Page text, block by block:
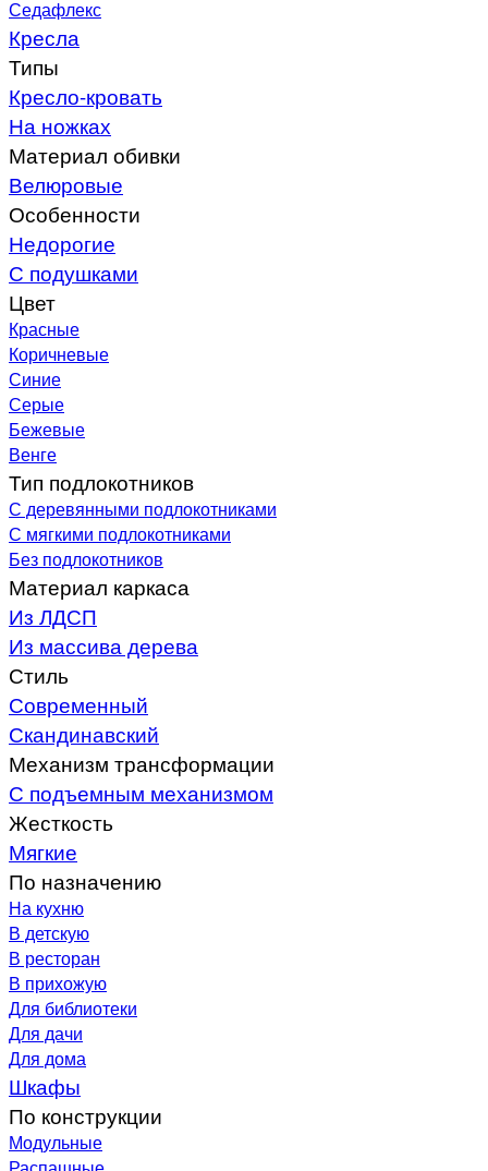
Седафлекс
Кресла
Типы
Кресло-кровать
На ножках
Материал обивки
Велюровые
Особенности
Недорогие
С подушками
Цвет
Красные
Коричневые
Синие
Серые
Бежевые
Венге
Тип подлокотников
С деревянными подлокотниками
С мягкими подлокотниками
Без подлокотников
Материал каркаса
Из ЛДСП
Из массива дерева
Стиль
Современный
Скандинавский
Механизм трансформации
С подъемным механизмом
Жесткость
Мягкие
По назначению
На кухню
В детскую
В ресторан
В прихожую
Для библиотеки
Для дачи
Для дома
Шкафы
По конструкции
Модульные